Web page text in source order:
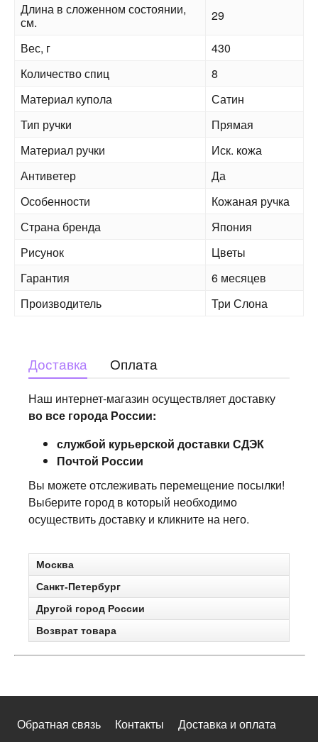
Длина в сложенном состоянии,
см.
29
Вес, г
430
Количество спиц
8
Материал купола
Сатин
Тип ручки
Прямая
Материал ручки
Иск. кожа
Антиветер
Да
Особенности
Кожаная ручка
Страна бренда
Япония
Рисунок
Цветы
Гарантия
6 месяцев
Производитель
Три Слона
Доставка Оплата
Наш интернет-магазин осуществляет доставку
во все города России:
службой курьерской доставки СДЭК
Почтой России
Вы можете отслеживать перемещение посылки!
Выберите город в который необходимо
осуществить доставку и кликните на него.
Москва
Санкт-Петербург
Другой город России
Возврат товара
Обратная связь Контакты
Доставка и оплата